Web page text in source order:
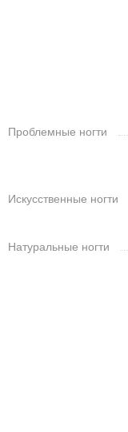
Проблемные ногти
Искусственные ногти
Натуральные ногти